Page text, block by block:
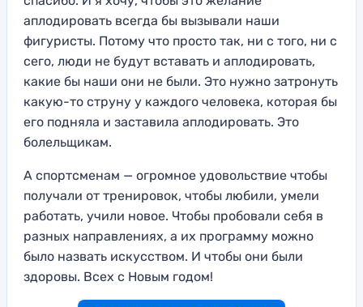
аплодировать всегда бы вызывали наши
фигуристы. Потому что просто так, ни с того, ни с
сего, люди не будут вставать и аплодировать,
какие бы наши они не были. Это нужно затронуть
какую-то струну у каждого человека, которая бы
его подняла и заставила аплодировать. Это
болельщикам.
А спортсменам — огромное удовольствие чтобы
получали от тренировок, чтобы любили, умели
работать, учили новое. Чтобы пробовали себя в
разных направлениях, а их программу можно
было назвать искусством. И чтобы они были
здоровы. Всех с Новым годом!